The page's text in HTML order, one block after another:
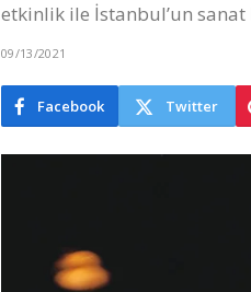
etkinlik ile İstanbul’un sanat
09/13/2021
Facebook Twitter